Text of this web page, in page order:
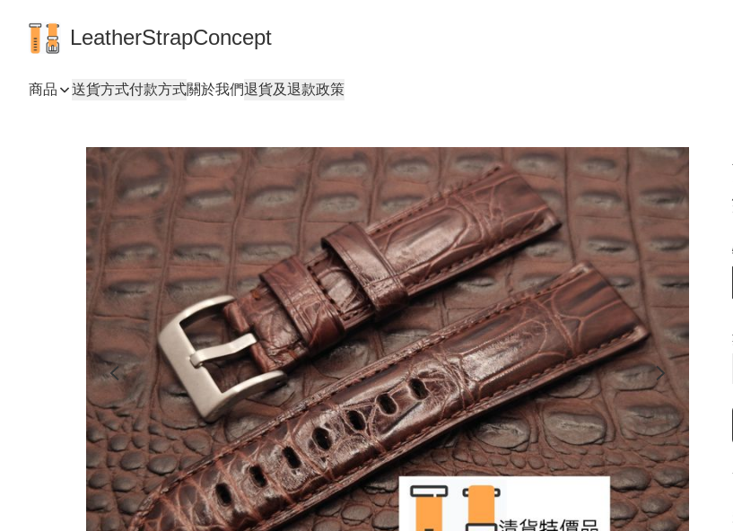
LeatherStrapConcept
商品 送貨方式付款方式關於我們退貨及退款政策